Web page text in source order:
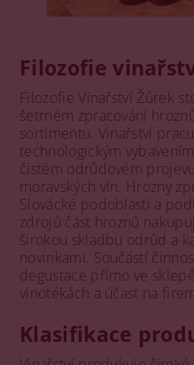
Filozofie
Filozofie Vinařství Žůrek
šetrném zpracování
sortimentu. Vinařství
technologickým
čistém odrůdovém
moravských vín. Hrozny
Slovácké podoblasti a
zdrojů část hroznů
širokou skladbu odrůd a
novinkami. Součástí
degustace přímo ve
vinotékách a účast na
Klasifikace